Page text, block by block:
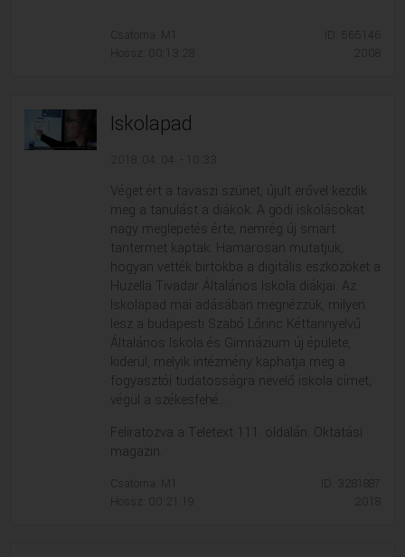
Csatorna: M1
Hossz: 00:13:28
ID: 565146
Iskolapad
2018. 04. 04. - 10:33
Véget ért a tavaszi szünet, újult erővel kezdik
meg a tanulást a diákok. A gödi iskolásokat
nagy meglepetés érte, nemrég új smart
tantermet kaptak. Hamarosan mutatjuk,
hogyan vették birtokba a digitális eszközöket a
Huzella Tivadar Általános Iskola diákjai. Az
Iskolapad mai adásában megnézzük, milyen
lesz a budapesti Szabó Lőrinc Kéttannyelvű
Általános Iskola és Gimnázium új épülete,
kiderül, melyik intézmény kaphatja meg a
fogyasztói tudatosságra nevelő iskola címet,
végül a székesfehé...
Feliratozva a Teletext 111. oldalán. Oktatási
magazin.
Csatorna: M1
Hossz: 00:21:19
ID: 3281887